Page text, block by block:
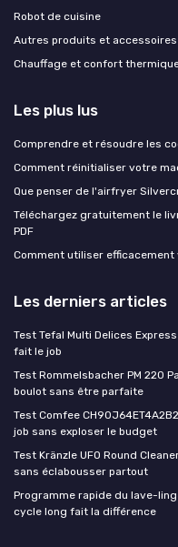
Robot de cuisine
Autres produits et accessoires
Chauffage et confort
Les plus lus
Comprendre et résoudre les
Comment réinitialiser votre
Que penser de l'airfryer
Téléchargez gratuitement le
PDF
Comment utiliser efficacement
Les derniers articles
Test Tefal Multi Delices
fait le job
Test Rommelsbacher PM 220
boulot sans être parfaite
Test Comfee
job sans exploser le budget
Test Kränzle UFO Round
sans éclabousser partout
Programme rapide du lave-
cycle long fait la différence